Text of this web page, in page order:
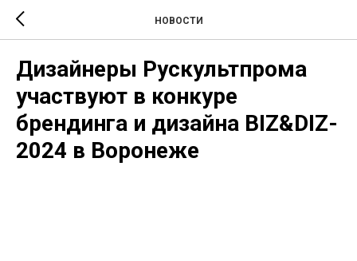
НОВОСТИ
Дизайнеры Рускультпрома
участвуют в конкуре
брендинга и дизайна BIZ&DIZ-
2024 в Воронеже